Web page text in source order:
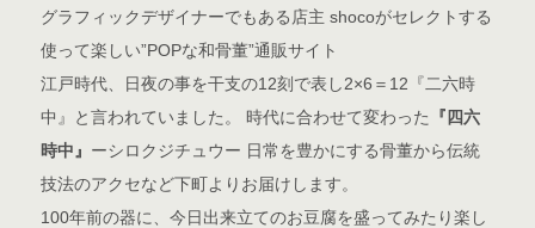
グラフィックデザイナーでもある店主 shocoがセレクトする
使って楽しい”POPな和骨董”通販サイト
江戸時代、日夜の事を干支の12刻で表し2×6＝12『二六時
中』と言われていました。 時代に合わせて変わった
『四六
時中』 ーシロクジチュウー 日常を豊かにする骨董から伝統
技法のアクセなど下町よりお届けします。
100年前の器に、今日出来立てのお豆腐を盛ってみたり楽し